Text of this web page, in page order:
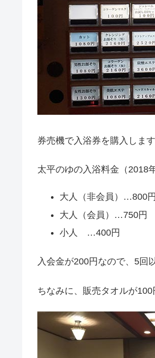
券売機で入浴券を購入します
太平のゆの入浴料金（2018
大人（非会員）…800円
大人（会員）…750円
小人 …400円
入会金が200円なので、5回
ちなみに、販売タオルが100